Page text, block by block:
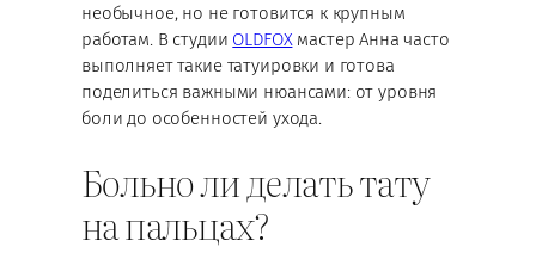
необычное, но не готовится к крупным
работам. В студии OLDFOXмастер Анна часто
выполняет такие татуировки и готова
поделиться важными нюансами: от уровня
боли до особенностей ухода.
Больно ли делать тату
на пальцах?